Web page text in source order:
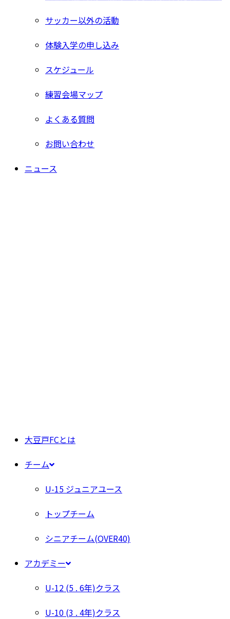
サッカー以外の活動
体験入学の申し込み
スケジュール
練習会場マップ
よくある質問
お問い合わせ
ニュース
大豆戸FCとは
チーム
U-15 ジュニアユース
トップチーム
シニアチーム(OVER40)
アカデミー
U-12 (5 . 6年)クラス
U-10 (3 . 4年)クラス